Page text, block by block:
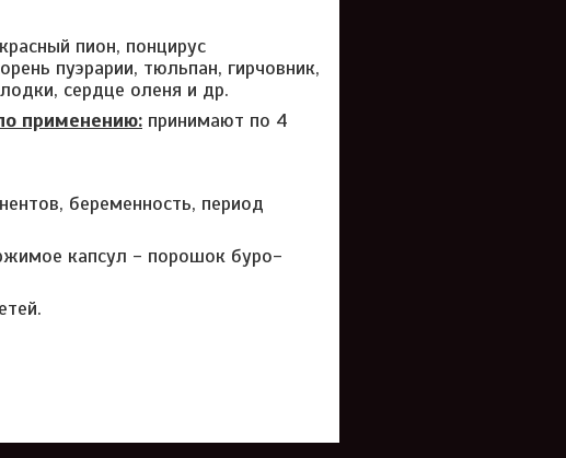
пион, понцирус
пуэрарии, тюльпан, гирчовник,
сердце оленя и др.
применению: принимают по 4
беременность, период
капсул - порошок буро-